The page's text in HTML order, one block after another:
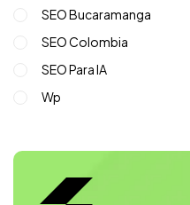
SEO Bucaramanga
SEO Colombia
SEO Para IA
Wp